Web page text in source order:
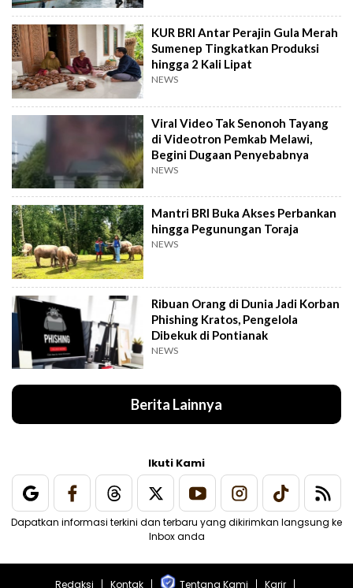
KUR BRI Antar Perajin Gula Merah
Sumenep Tingkatkan Produksi
hingga 2 Kali Lipat
NEWS
Viral Video Tak Senonoh Tayang
di Videotron Pemkab Melawi,
Begini Dugaan Penyebabnya
NEWS
Mantri BRI Buka Akses Perbankan
hingga Pegunungan Toraja
NEWS
Ribuan Orang di Dunia Jadi Korban
Phishing Kratos, Pengelola
Dibekuk di Pontianak
NEWS
Berita Lainnya
Ikuti Kami
Dapatkan informasi terkini dan terbaru yang dikirimkan langsung ke
Inbox anda
Redaksi Kontak Tentang Kami Karir